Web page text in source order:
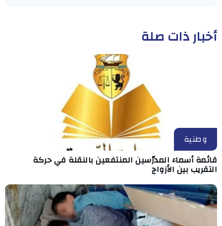
أخبار ذات صلة
وطنية
قائمة أسماء المدرّسين المنتفعين بالنقلة في حركة
التقريب بين الأزواج